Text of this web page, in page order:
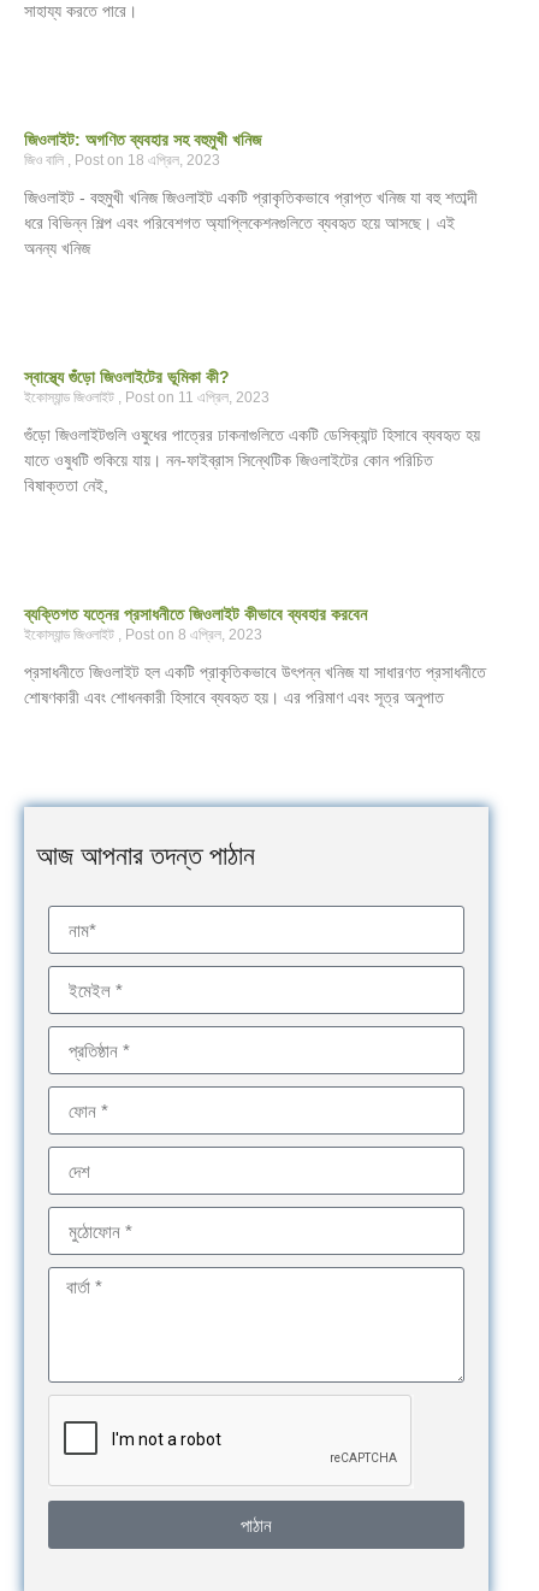
সাহায্য করতে পারে।
জিওলাইট: অগণিত ব্যবহার সহ বহুমুখী খনিজ
জিও বালি 18 এপ্রিল, 2023
জিওলাইট - বহুমুখী খনিজ জিওলাইট একটি প্রাকৃতিকভাবে প্রাপ্ত খনিজ যা বহু শতাব্দী
ধরে বিভিন্ন শিল্প এবং পরিবেশগত অ্যাপ্লিকেশনগুলিতে ব্যবহৃত হয়ে আসছে। এই
অনন্য খনিজ
স্বাস্থ্যে গুঁড়ো জিওলাইটের ভূমিকা কী?
ইকোস্যান্ড জিওলাইট 11 এপ্রিল, 2023
গুঁড়ো জিওলাইটগুলি ওষুধের পাত্রের ঢাকনাগুলিতে একটি ডেসিক্যান্ট হিসাবে ব্যবহৃত হয়
যাতে ওষুধটি শুকিয়ে যায়। নন-ফাইব্রাস সিন্থেটিক জিওলাইটের কোন পরিচিত
বিষাক্ততা নেই,
ব্যক্তিগত যত্নের প্রসাধনীতে জিওলাইট কীভাবে ব্যবহার করবেন
ইকোস্যান্ড জিওলাইট 8 এপ্রিল, 2023
প্রসাধনীতে জিওলাইট হল একটি প্রাকৃতিকভাবে উৎপন্ন খনিজ যা সাধারণত প্রসাধনীতে
শোষণকারী এবং শোধনকারী হিসাবে ব্যবহৃত হয়। এর পরিমাণ এবং সূত্র অনুপাত
আজ আপনার তদন্ত পাঠান
পাঠান